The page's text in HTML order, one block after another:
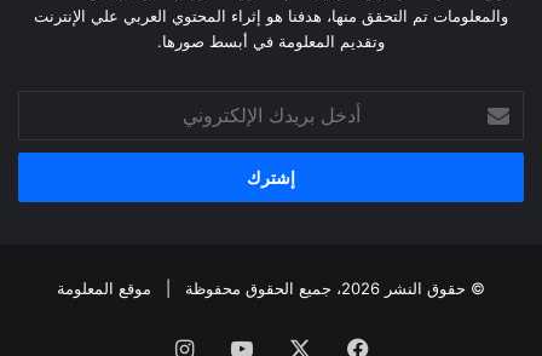
والمعلومات تم التحقق منها، هدفنا هو إثراء المحتوي العربي علي الإنترنت
وتقديم المعلومة في أبسط صورها.
بريدك
الإلكتروني
© حقوق النشر 2026، جميع الحقوق محفوظة | موقع المعلومة
فيسبوك يوتيوبانستقرام